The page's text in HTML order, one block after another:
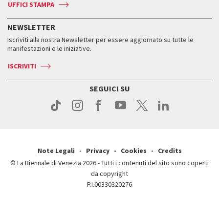
Press
Accrediti
Come raggiungerci
Accrediti
Come raggiungerci
Contatti
Press
Press
Edizioni passate
Orari e sedi
Biglietti
Servizi al pubblico
Come raggiungerci
Contatti
ASAC DATI
Storia
Orari e sedi
UFFICI STAMPA
NEWSLETTER
Iscriviti alla nostra Newsletter per essere aggiornato su tutte le
manifestazioni e le iniziative.
ISCRIVITI
SEGUICI SU
Note Legali Privacy Cookies
Credits
© La Biennale di Venezia 2026 - Tutti i contenuti del sito sono coperti
da copyright
P.I.00330320276